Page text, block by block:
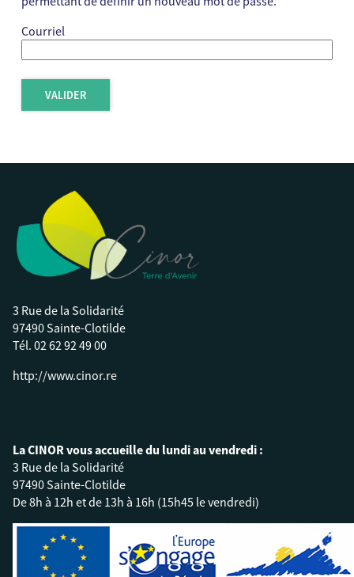
Courriel
VALIDER
3 Rue de la Solidarité
97490 Sainte-Clotilde
Tél. 02 62 92 49 00
http://www.cinor.re
La CINOR vous accueille du lundi au vendredi :
3 Rue de la Solidarité
97490 Sainte-Clotilde
De 8h à 12h et de 13h à 16h (15h45 le vendredi)